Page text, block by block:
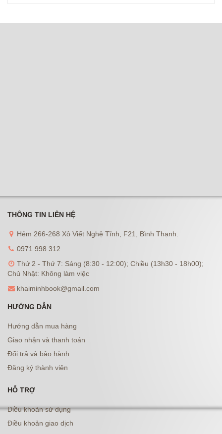
THÔNG TIN LIÊN HỆ
Hẻm 266-268 Xô Viết Nghệ Tĩnh, F21, Bình Thạnh.
0971 998 312
Thứ 2 - Thứ 7: Sáng (8:30 - 12:00); Chiều (13h30 - 18h00);
Chủ Nhật: Không làm việc
khaiminhbook@gmail.com
HƯỚNG DẪN
Hướng dẫn mua hàng
Giao nhận và thanh toán
Đổi trả và bảo hành
Đăng ký thành viên
HỖ TRỢ
Điều khoản sử dụng
Điều khoản giao dịch